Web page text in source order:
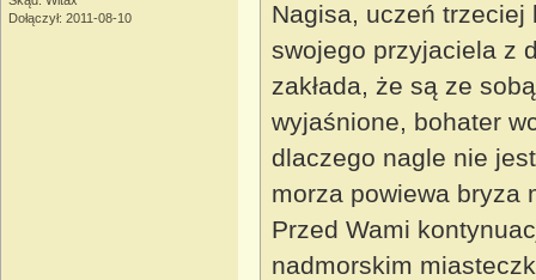
Dołączył: 2011-08-10
Nagisa, uczeń
swojego przyjaciela z
zakłada, że są ze
wyjaśnione, bohater
dlaczego nagle nie
morza powiewa bryza
Przed Wami
nadmorskim